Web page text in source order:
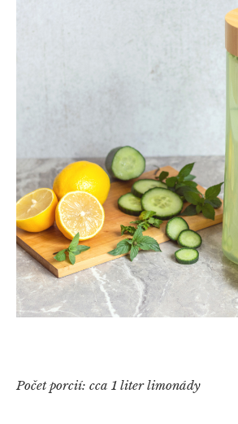
Počet porcií: cca 1 liter limonády